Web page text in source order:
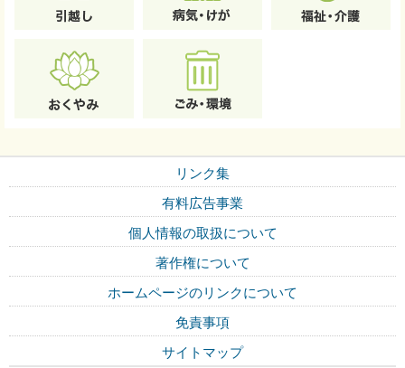
リンク集
有料広告事業
個人情報の取扱について
著作権について
ホームページのリンクについて
免責事項
サイトマップ